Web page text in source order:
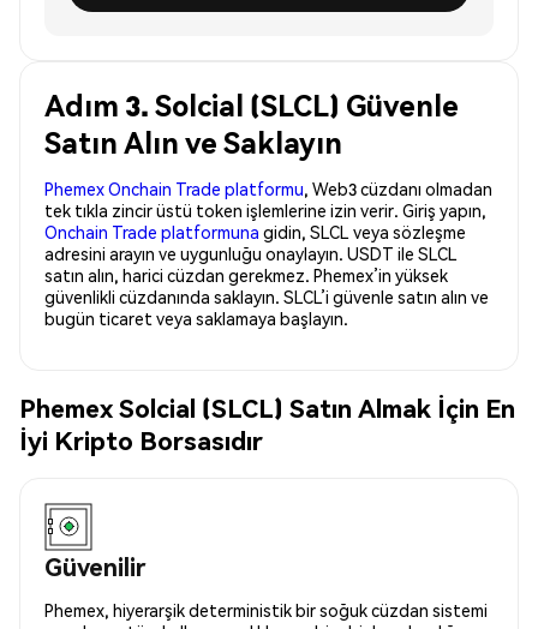
Adım 3. Solcial (SLCL) Güvenle
Satın Alın ve Saklayın
Phemex Onchain Trade platformu, Web3 cüzdanı olmadan
tek tıkla zincir üstü token işlemlerine izin verir. Giriş yapın,
Onchain Trade platformuna gidin, SLCL veya sözleşme
adresini arayın ve uygunluğu onaylayın. USDT ile SLCL
satın alın, harici cüzdan gerekmez. Phemex’in yüksek
güvenlikli cüzdanında saklayın. SLCL’i güvenle satın alın ve
bugün ticaret veya saklamaya başlayın.
Phemex Solcial (SLCL) Satın Almak İçin En
İyi Kripto Borsasıdır
Güvenilir
Phemex, hiyerarşik deterministik bir soğuk cüzdan sistemi